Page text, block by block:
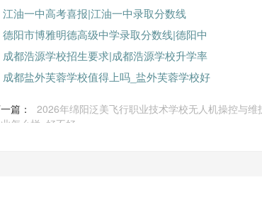
江油一中高考喜报|江油一中录取分数线
德阳市博雅明德高级中学录取分数线|德阳中
成都浩源学校招生要求|成都浩源学校升学率
成都盐外芙蓉学校值得上吗_盐外芙蓉学校好
篇：
2026年绵阳泛美飞行职业技术学校无人机操控与维
怎么样_好不好